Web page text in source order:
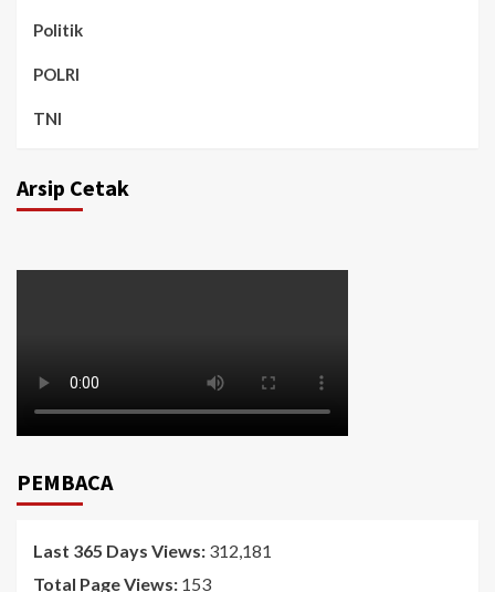
Politik
POLRI
TNI
Arsip Cetak
PEMBACA
Last 365 Days Views: 312,181
Total Page Views: 153